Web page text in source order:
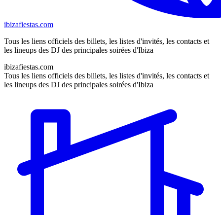
ibizafiestas.com
Tous les liens officiels des billets, les listes d'invités, les contacts et
les lineups des DJ des principales soirées d'Ibiza
ibizafiestas.com
Tous les liens officiels des billets, les listes d'invités, les contacts et
les lineups des DJ des principales soirées d'Ibiza